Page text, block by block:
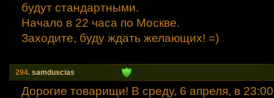
будут стандартными.
Начало в 22 часа по Москве.
Заходите, буду ждать желающих! =)
294. samduscias
Дорогие товарищи! В среду, 6 апреля, в